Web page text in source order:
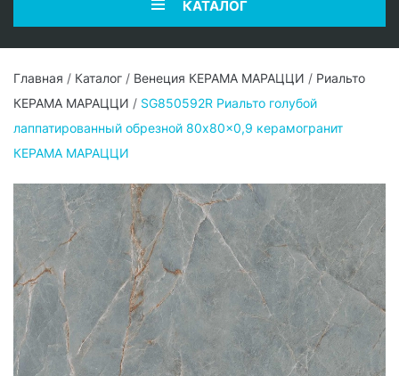
КАТАЛОГ
Главная / Каталог / Венеция КЕРАМА МАРАЦЦИ / Риальто
КЕРАМА МАРАЦЦИ / SG850592R Риальто голубой
лаппатированный обрезной 80x80x0,9 керамогранит
КЕРАМА МАРАЦЦИ